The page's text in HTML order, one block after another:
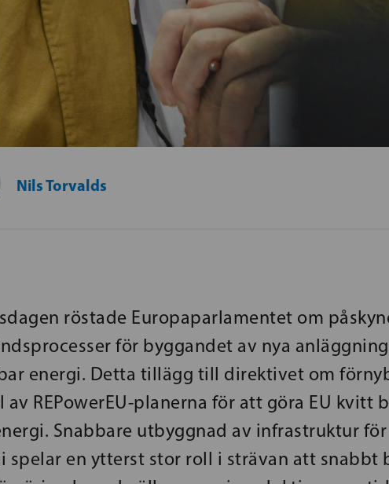
Nils Torvalds
röstade Europaparlamentet om
för byggandet av nya
energi. Detta tillägg till direktivet om
av REPowerEU-planerna för att göra EU kvitt
Snabbare utbyggnad av infrastruktur
spelar en ytterst stor roll i strävan att snabbt